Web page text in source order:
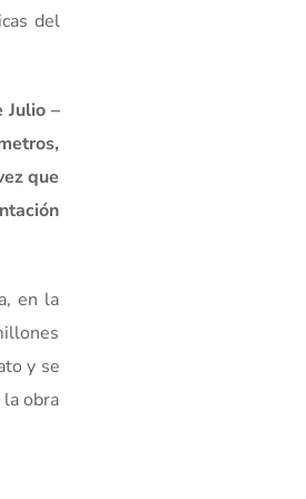
del
Julio –
que
en la
y se
obra